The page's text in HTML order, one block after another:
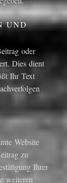
UND
oder
Dies dient
Ihr Text
Website
zu
Ihrer
weiteren